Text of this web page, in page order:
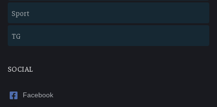
Sport
TG
SOCIAL
Facebook